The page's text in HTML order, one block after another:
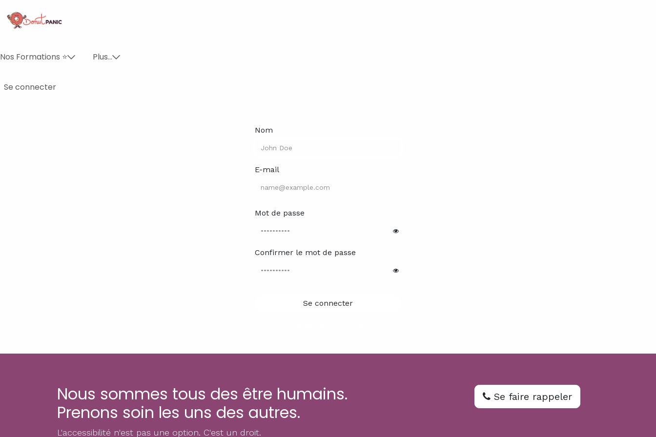
Nos Formations ⭐️ Plus...
Se connecter
Nom
E-mail
Mot de passe
Confirmer le mot de passe
Se connecter
Nous sommes tous des être humains.
Prenons soin les uns des autres.
L'accessibilité n'est pas une option. C'est un droit.
Se faire rappeler